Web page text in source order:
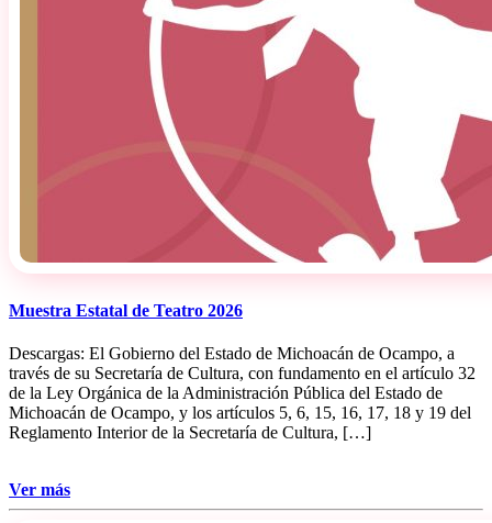
Muestra Estatal de Teatro 2026
Descargas: El Gobierno del Estado de Michoacán de Ocampo, a
través de su Secretaría de Cultura, con fundamento en el artículo 32
de la Ley Orgánica de la Administración Pública del Estado de
Michoacán de Ocampo, y los artículos 5, 6, 15, 16, 17, 18 y 19 del
Reglamento Interior de la Secretaría de Cultura, […]
Ver más